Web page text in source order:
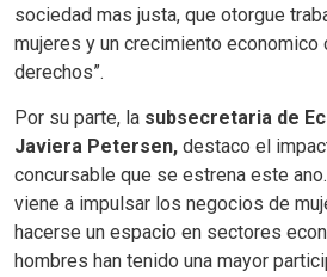
sociedad mas justa, que otorgue
mujeres y un crecimiento economico
derechos”.
Por su parte, la subsecretaria de
Javiera Petersen, destaco el
concursable que se estrena este
viene a impulsar los negocios de
hacerse un espacio en sectores
hombres han tenido una mayor